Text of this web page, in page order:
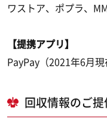
ワストア、ポプラ、
【提携アプリ】
PayPay（2021年6月現
回収情報のご提